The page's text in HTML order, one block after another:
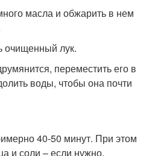
масла и обжарить в нем
очищенный лук.
переместить его в
воды, чтобы она почти
40-50 минут. При этом
и соли – если нужно.